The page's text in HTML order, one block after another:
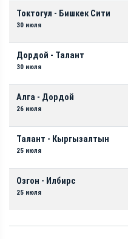
Токтогул - Бишкек Сити
30 июля
Дордой - Талант
30 июля
Алга - Дордой
26 июля
Талант - Кыргызалтын
25 июля
Озгон - Илбирс
25 июля